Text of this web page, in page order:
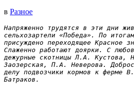
в Разное
Напряженно трудятся в эти дни
сельхозартели «Победа». По
присуждено переходящее Красное
Слаженно работают доярки. С
дежурные скотницы Л.А.
Заозерская, П.А. Неверова.
делу подвозчики кормов к ферме
Батраков.